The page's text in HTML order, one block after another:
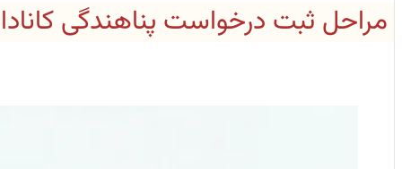
مراحل ثبت درخواست پناهندگی کانادا